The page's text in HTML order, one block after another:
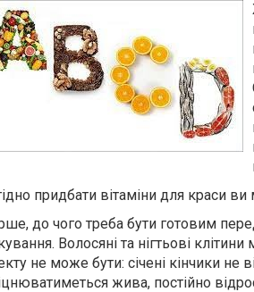
придбати вітаміни для краси
до чого треба бути готовим
Волосяні та нігтьові
не може бути: січені кінчики не
жива, постійно